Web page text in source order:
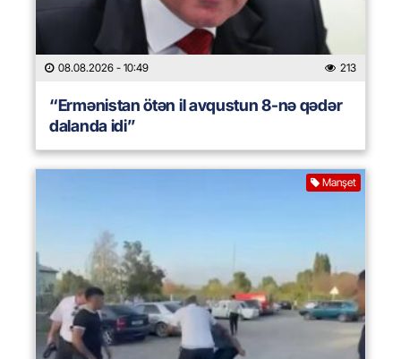
08.08.2026 - 10:49 213
“Ermənistan ötən il avqustun 8-nə qədər
dalanda idi”
Manşet